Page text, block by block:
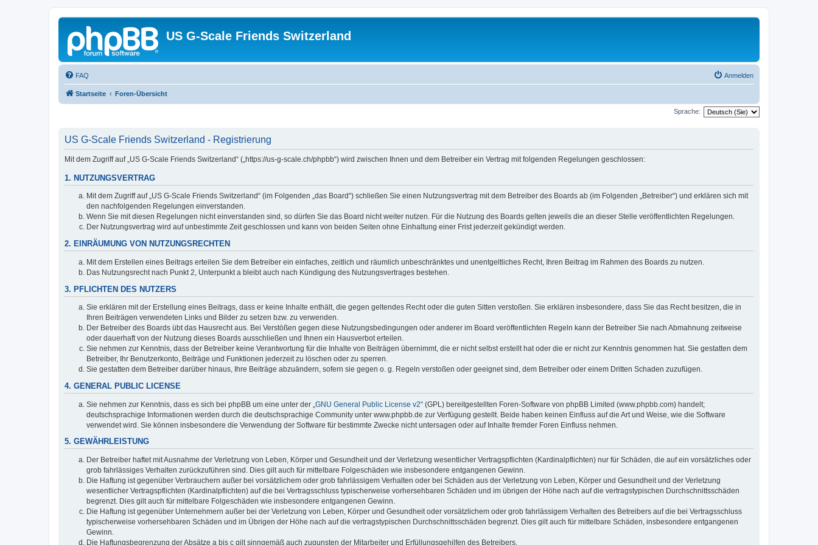
US G-Scale Friends Switzerland
FAQ Anmelden
Startseite Foren-Übersicht
Sprache:
US G-Scale Friends Switzerland - Registrierung
Mit dem Zugriff auf „US G-Scale Friends Switzerland“ („https://us-g-scale.ch/phpbb“) wird zwischen Ihnen und dem Betreiber ein Vertrag mit folgenden Regelungen geschlossen:
1. NUTZUNGSVERTRAG
Mit dem Zugriff auf „US G-Scale Friends Switzerland“ (im Folgenden „das Board“) schließen Sie einen Nutzungsvertrag mit dem Betreiber des Boards ab (im Folgenden „Betreiber“) und erklären sich mit
den nachfolgenden Regelungen einverstanden.
Wenn Sie mit diesen Regelungen nicht einverstanden sind, so dürfen Sie das Board nicht weiter nutzen. Für die Nutzung des Boards gelten jeweils die an dieser Stelle veröffentlichten Regelungen.
Der Nutzungsvertrag wird auf unbestimmte Zeit geschlossen und kann von beiden Seiten ohne Einhaltung einer Frist jederzeit gekündigt werden.
2. EINRÄUMUNG VON NUTZUNGSRECHTEN
Mit dem Erstellen eines Beitrags erteilen Sie dem Betreiber ein einfaches, zeitlich und räumlich unbeschränktes und unentgeltliches Recht, Ihren Beitrag im Rahmen des Boards zu nutzen.
Das Nutzungsrecht nach Punkt 2, Unterpunkt a bleibt auch nach Kündigung des Nutzungsvertrages bestehen.
3. PFLICHTEN DES NUTZERS
Sie erklären mit der Erstellung eines Beitrags, dass er keine Inhalte enthält, die gegen geltendes Recht oder die guten Sitten verstoßen. Sie erklären insbesondere, dass Sie das Recht besitzen, die in
Ihren Beiträgen verwendeten Links und Bilder zu setzen bzw. zu verwenden.
Der Betreiber des Boards übt das Hausrecht aus. Bei Verstößen gegen diese Nutzungsbedingungen oder anderer im Board veröffentlichten Regeln kann der Betreiber Sie nach Abmahnung zeitweise
oder dauerhaft von der Nutzung dieses Boards ausschließen und Ihnen ein Hausverbot erteilen.
Sie nehmen zur Kenntnis, dass der Betreiber keine Verantwortung für die Inhalte von Beiträgen übernimmt, die er nicht selbst erstellt hat oder die er nicht zur Kenntnis genommen hat. Sie gestatten dem
Betreiber, Ihr Benutzerkonto, Beiträge und Funktionen jederzeit zu löschen oder zu sperren.
Sie gestatten dem Betreiber darüber hinaus, Ihre Beiträge abzuändern, sofern sie gegen o. g. Regeln verstoßen oder geeignet sind, dem Betreiber oder einem Dritten Schaden zuzufügen.
4. GENERAL PUBLIC LICENSE
Sie nehmen zur Kenntnis, dass es sich bei phpBB um eine unter der „ GNU General Public License v2“ (GPL) bereitgestellten Foren-Software von phpBB Limited (www.phpbb.com) handelt;
deutschsprachige Informationen werden durch die deutschsprachige Community unter www.phpbb.de zur Verfügung gestellt. Beide haben keinen Einfluss auf die Art und Weise, wie die Software
verwendet wird. Sie können insbesondere die Verwendung der Software für bestimmte Zwecke nicht untersagen oder auf Inhalte fremder Foren Einfluss nehmen.
5. GEWÄHRLEISTUNG
Der Betreiber haftet mit Ausnahme der Verletzung von Leben, Körper und Gesundheit und der Verletzung wesentlicher Vertragspflichten (Kardinalpflichten) nur für Schäden, die auf ein vorsätzliches oder
grob fahrlässiges Verhalten zurückzuführen sind. Dies gilt auch für mittelbare Folgeschäden wie insbesondere entgangenen Gewinn.
Die Haftung ist gegenüber Verbrauchern außer bei vorsätzlichem oder grob fahrlässigem Verhalten oder bei Schäden aus der Verletzung von Leben, Körper und Gesundheit und der Verletzung
wesentlicher Vertragspflichten (Kardinalpflichten) auf die bei Vertragsschluss typischerweise vorhersehbaren Schäden und im übrigen der Höhe nach auf die vertragstypischen Durchschnittsschäden
begrenzt. Dies gilt auch für mittelbare Folgeschäden wie insbesondere entgangenen Gewinn.
Die Haftung ist gegenüber Unternehmern außer bei der Verletzung von Leben, Körper und Gesundheit oder vorsätzlichem oder grob fahrlässigem Verhalten des Betreibers auf die bei Vertragsschluss
typischerweise vorhersehbaren Schäden und im Übrigen der Höhe nach auf die vertragstypischen Durchschnittsschäden begrenzt. Dies gilt auch für mittelbare Schäden, insbesondere entgangenen
Gewinn.
Die Haftungsbegrenzung der Absätze a bis c gilt sinngemäß auch zugunsten der Mitarbeiter und Erfüllungsgehilfen des Betreibers.